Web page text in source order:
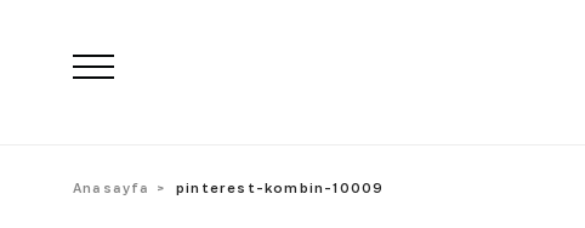
Anasayfa pinterest-kombin-10009